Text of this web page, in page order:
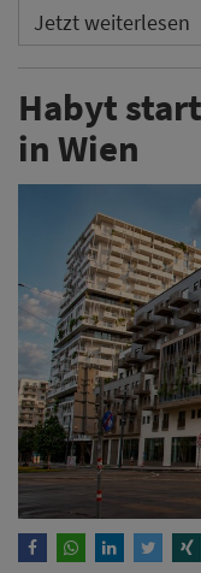
Jetzt weiterlesen
Habyt
in Wien